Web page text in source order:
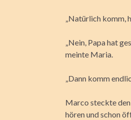
„Natürlich komm,
„Nein, Papa hat
meinte Maria.
„Dann komm
Marco steckte den
hören und schon